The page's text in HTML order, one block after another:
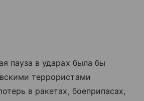
пауза в ударах была бы
террористами
в ракетах, боеприпасах,